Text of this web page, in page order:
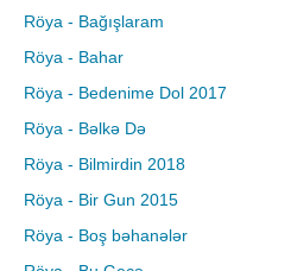
Röya - Bağışlaram
Röya - Bahar
Röya - Bedenime Dol 2017
Röya - Bəlkə Də
Röya - Bilmirdin 2018
Röya - Bir Gun 2015
Röya - Boş bəhanələr